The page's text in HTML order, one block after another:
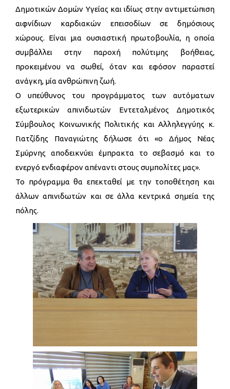
Δημοτικών Δομών Υγείας και ιδίως στην αντιμετώπιση
αιφνίδιων καρδιακών επεισοδίων σε δημόσιους
χώρους. Είναι μια ουσιαστική πρωτοβουλία, η οποία
συμβάλλει στην παροχή πολύτιμης βοήθειας,
προκειμένου να σωθεί, όταν και εφόσον παραστεί
ανάγκη, μία ανθρώπινη ζωή.
Ο υπεύθυνος του προγράμματος των αυτόματων
εξωτερικών απινιδωτών Εντεταλμένος Δημοτικός
Σύμβουλος Κοινωνικής Πολιτικής και Αλληλεγγύης κ.
Γιατζίδης Παναγιώτης δήλωσε ότι «ο Δήμος Νέας
Σμύρνης αποδεικνύει έμπρακτα το σεβασμό και το
ενεργό ενδιαφέρον απέναντι στους συμπολίτες μας».
Το πρόγραμμα θα επεκταθεί με την τοποθέτηση και
άλλων απινιδωτών και σε άλλα κεντρικά σημεία της
πόλης.